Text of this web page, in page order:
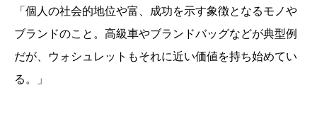
「個人の社会的地位や富、成功を示す象徴となるモノや
ブランドのこと。高級車やブランドバッグなどが典型例
だが、ウォシュレットもそれに近い価値を持ち始めてい
る。」